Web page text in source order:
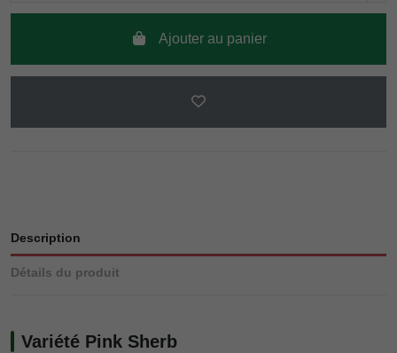
Ajouter au panier
Description
Détails du produit
Variété Pink Sherb